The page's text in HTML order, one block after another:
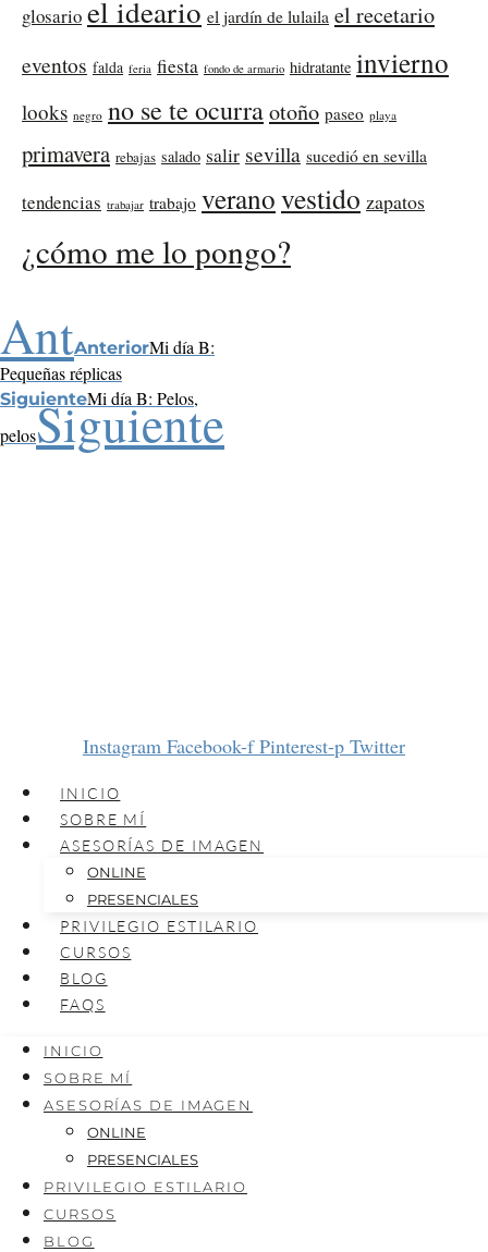
glosario el ideario el jardín de lulaila el recetario
eventos falda feria fiesta fondo de armario hidratante invierno
looks negro no se te ocurraotoño paseo playa
primavera rebajas salado salir sevilla sucedió en sevilla
tendencias trabajar trabajo veranovestido zapatos
¿cómo me lo pongo?
AntAnteriorMi día B:
Pequeñas réplicas
SiguienteMi día B: Pelos,
pelosSiguiente
Instagram Facebook-f Pinterest-p Twitter
INICIO
SOBRE MÍ
ASESORÍAS DE IMAGEN
ONLINE
PRESENCIALES
PRIVILEGIO ESTILARIO
CURSOS
BLOG
FAQS
INICIO
SOBRE MÍ
ASESORÍAS DE IMAGEN
ONLINE
PRESENCIALES
PRIVILEGIO ESTILARIO
CURSOS
BLOG